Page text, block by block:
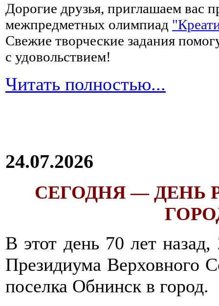
Дорогие друзья, приглашаем вас
межпредметных олимпиад
Свежие творческие задания
с удовольствием!
Читать полностью...
24.07.2026
СЕГОДНЯ — ДЕНЬ
В этот день 70 лет
Президиума Верховного
поселка Обнинск в город.